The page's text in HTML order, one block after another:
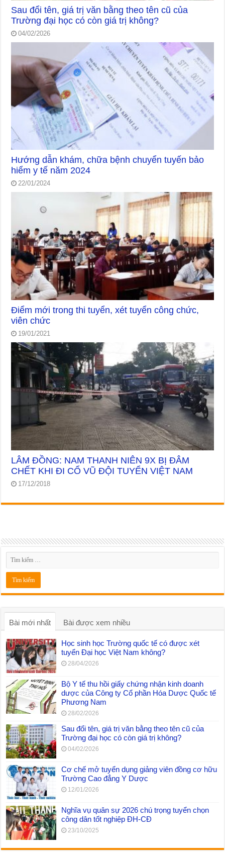
Sau đổi tên, giá trị văn bằng theo tên cũ của
Trường đại học có còn giá trị không?
04/02/2026
Hướng dẫn khám, chữa bệnh chuyển tuyến bảo
hiểm y tế năm 2024
22/01/2024
Điểm mới trong thi tuyển, xét tuyển công chức,
viên chức
19/01/2021
LÂM ĐỒNG: NAM THANH NIÊN 9X BỊ ĐÂM
CHẾT KHI ĐI CỔ VŨ ĐỘI TUYỂN VIỆT NAM
17/12/2018
Bài mới nhất Bài được xem nhiều
Học sinh học Trường quốc tế có được xét
tuyển Đại học Việt Nam không?
28/04/2026
Bộ Y tế thu hồi giấy chứng nhận kinh doanh
dược của Công ty Cổ phần Hóa Dược Quốc tế
Phương Nam
28/02/2026
Sau đổi tên, giá trị văn bằng theo tên cũ của
Trường đại học có còn giá trị không?
04/02/2026
Cơ chế mở tuyển dụng giảng viên đồng cơ hữu
Trường Cao đẳng Y Dược
12/01/2026
Nghĩa vụ quân sự 2026 chú trọng tuyển chọn
công dân tốt nghiệp ĐH-CĐ
23/10/2025